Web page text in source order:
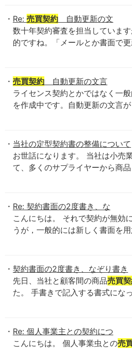
Re: 売買契約 自動更新の文
数十年契約審査を担当していま
的ですね。「メールとか書面で
売買契約 自動更新の文言
ライセンス契約とかではなく一
を作成中です。自動更新の文言
当社の定型契約書の整備について
お世話になります。 当社は小売
て、多くのサプライヤーから商品
Re: 契約書面の2度書き、な
こんにちは。 それで契約が無効
うが，一般的には新しく書面を
契約書面の2度書き、なぞり書き
先日、当社と顧客間の商品売買
た。 手書きで記入する書式にな
Re: 個人事業主との契約につ
こんにちは。 個人事業虫との売